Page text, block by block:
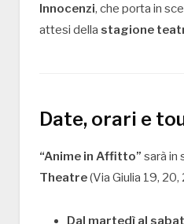
Innocenzi, che porta in
attesi della stagione
Date, orari e
“Anime in Affitto” sarà in
Theatre(Via Giulia 19, 20,
Dal martedì al